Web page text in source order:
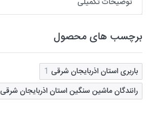
برچسب های محصول
باربری استان اذربایجان شرقی 1
رانندگان ماشین سنگین استان اذربایجان شرقی